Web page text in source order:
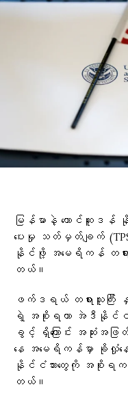
မြန်မာနဲ့ တောင်ဆူဒန်
ပေးမှု သတ်မှတ်ချက်
နိုင်ဖို့ အမေရိကန် တရာ
တယ်။
ဖက်ဒရယ် တရားသူကြီ
ရဲ့ အစိုးရဟာ အဲဒီနိုင်ငံ
ခွင့် ရှိကြောင်း အဆုံးအဖြ
နေ အမေရိကန်မှာ ခိုလှုံ
နိုင်ငံသားတွေကို အစို
တယ်။